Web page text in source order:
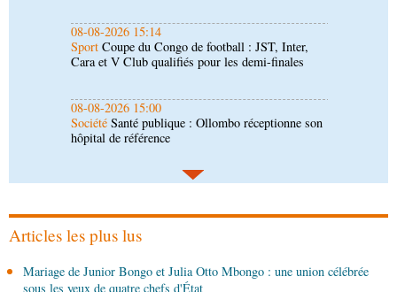
08-08-2026 15:00
SociétéSanté publique : Ollombo réceptionne son
hôpital de référence
08-08-2026 15:00
Société Lutte contre la corruption : les
parlementaires sensibilisés
08-08-2026 14:30
+" : la liste des participants publiée
EnvironnementForêts : des techniciens formés à
Articles les plus lus
Mariage de Junior Bongo et Julia Otto Mbongo : une union célébrée
sous les yeux de quatre chefs d'État